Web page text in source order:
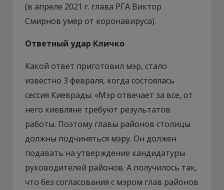
(в апреле 2021 г. глава РГА Виктор
Смирнов умер от коронавируса).
Ответный удар Кличко
Какой ответ приготовил мэр, стало
известно 3 февраля, когда состоялась
сессия Киеврады. «Мэр отвечает за все, от
него киевляне требуют результатов
работы. Поэтому главы районов столицы
должны подчиняться мэру. Он должен
подавать на утверждение кандидатуры
руководителей районов. А получилось так,
что без согласования с мэром глав районов